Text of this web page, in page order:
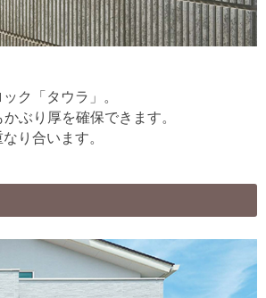
ク「タウラ」。
ぶり厚を確保できます。
り合います。